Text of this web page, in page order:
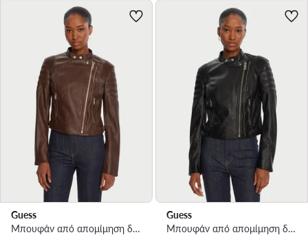
Guess
Μπουφάν από απομίμηση δέρματος · Καφέ
Guess
Μπουφάν από απομίμηση δέρματος · Μαύρο